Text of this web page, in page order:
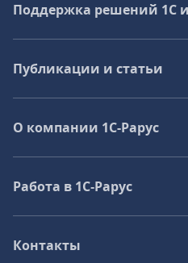
Поддержка решений 1С и
Публикации и статьи
О компании 1C-Рарус
Работа в 1С‑Рарус
Контакты